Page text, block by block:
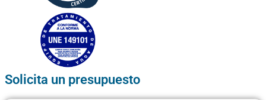
Solicita un presupuesto